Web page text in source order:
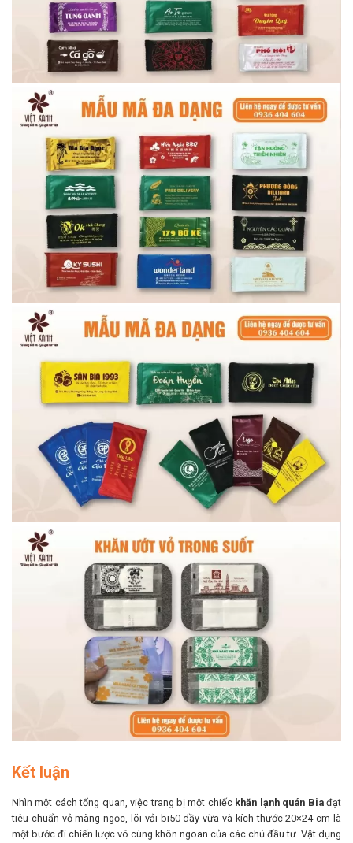
Kết luận
Nhìn một cách tổng quan, việc trang bị một chiếc khăn lạnh quán Biađạt
tiêu chuẩn vỏ màng ngọc, lõi vải bi50 dầy vừa và kích thước 20×24 cm là
một bước đi chiến lược vô cùng khôn ngoan của các chủ đầu tư. Vật dụng